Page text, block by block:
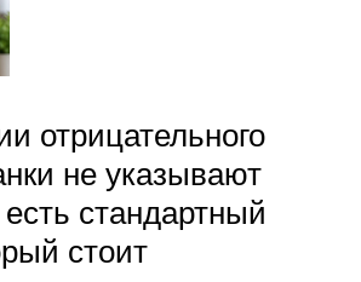
отрицательного
не указывают
стандартный
стоит